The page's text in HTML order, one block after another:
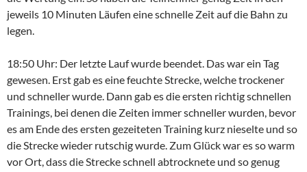
jeweils 10 Minuten Läufen eine schnelle Zeit auf die Bahn zu
legen.
18:50 Uhr: Der letzte Lauf wurde beendet. Das war ein Tag
gewesen. Erst gab es eine feuchte Strecke, welche trockener
und schneller wurde. Dann gab es die ersten richtig schnellen
Trainings, bei denen die Zeiten immer schneller wurden, bevor
es am Ende des ersten gezeiteten Training kurz nieselte und so
die Strecke wieder rutschig wurde. Zum Glück war es so warm
vor Ort, dass die Strecke schnell abtrocknete und so genug